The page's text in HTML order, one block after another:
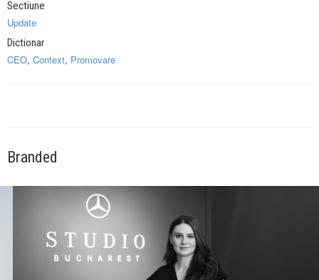
Sectiune
Update
Dictionar
CEO, Context, Promovare
Branded